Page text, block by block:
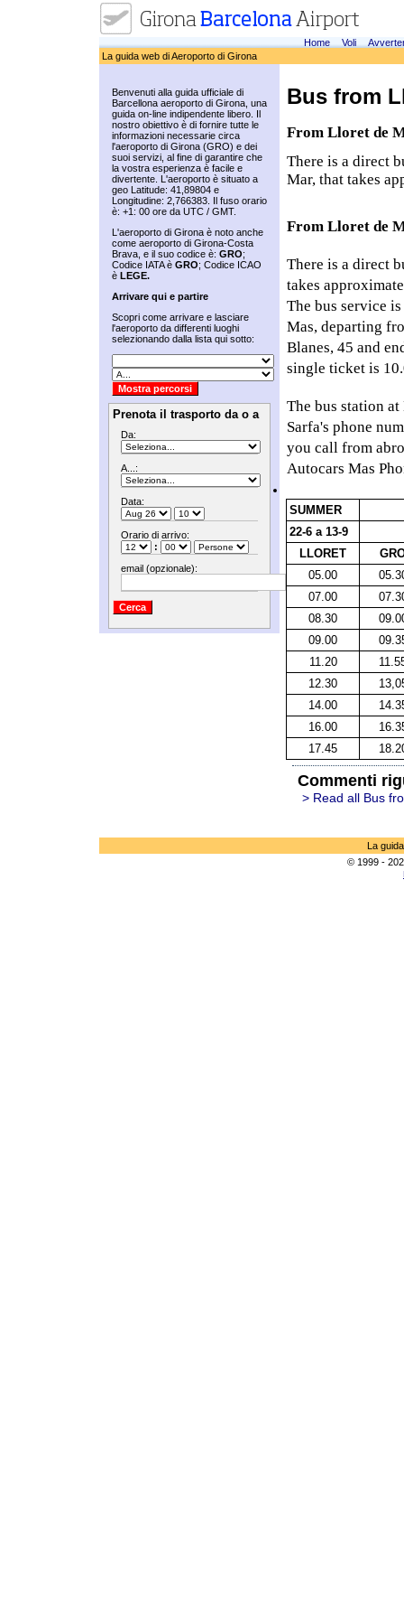
Home Voli
La guida web di Aeroporto di Girona
Benvenuti alla guida ufficiale di
Barcellona aeroporto di Girona, una
guida on-line indipendente libero. Il
nostro obiettivo è di fornire tutte le
informazioni necessarie circa
l'aeroporto di Girona (GRO) e dei
suoi servizi, al fine di garantire che
la vostra esperienza è facile e
divertente. L'aeroporto è situato a
geo Latitude: 41,89804 e
Longitudine: 2,766383. Il fuso orario
è: +1: 00 ore da UTC / GMT.
L'aeroporto di Girona è noto anche
come aeroporto di Girona-Costa
Brava, e il suo codice è: GRO;
Codice IATA è GRO; Codice ICAO
è LEGE.
Arrivare qui e partire
Scopri come arrivare e lasciare
l'aeroporto da differenti luoghi
selezionando dalla lista qui sotto:
Prenota il trasporto da o a
Da:
A...:
Data:
Orario di arrivo:
:
email (opzionale):
Bus from
From Lloret de
There is a direct
Mar, that takes
From Lloret de
There is a direct
takes
The bus service
Mas, departing
Blanes, 45 and
single ticket is
The bus station
Sarfa's phone
you call from
Autocars Mas
SUMMER
22-6 a 13-9
LLORET
05.00
07.00
08.30
09.00
11.20
12.30
14.00
16.00
17.45
Commenti
> Read all Bus
La
© 1999 -